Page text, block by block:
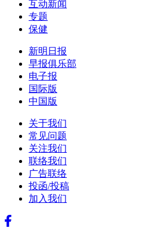
互动新闻
专题
保健
新明日报
早报俱乐部
电子报
国际版
中国版
关于我们
常见问题
关注我们
联络我们
广告联络
投函/投稿
加入我们